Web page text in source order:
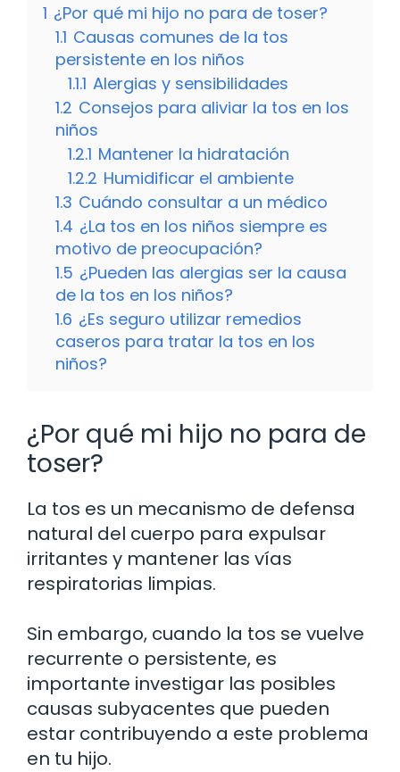
1 ¿Por qué mi hijo no para de toser?
1.1 Causas comunes de la tos
persistente en los niños
1.1.1 Alergias y sensibilidades
1.2 Consejos para aliviar la tos en los
niños
1.2.1 Mantener la hidratación
1.2.2 Humidificar el ambiente
1.3 Cuándo consultar a un médico
1.4 ¿La tos en los niños siempre es
motivo de preocupación?
1.5 ¿Pueden las alergias ser la causa
de la tos en los niños?
1.6 ¿Es seguro utilizar remedios
caseros para tratar la tos en los
niños?
¿Por qué mi hijo no para de
toser?
La tos es un mecanismo de defensa
natural del cuerpo para expulsar
irritantes y mantener las vías
respiratorias limpias.
Sin embargo, cuando la tos se vuelve
recurrente o persistente, es
importante investigar las posibles
causas subyacentes que pueden
estar contribuyendo a este problema
en tu hijo.